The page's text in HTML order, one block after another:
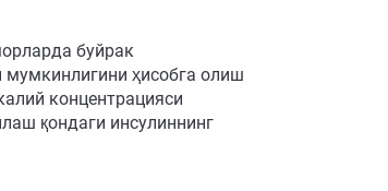
буйрак
мумкинлигини ҳисобга олиш
концентрацияси
қондаги инсулиннинг